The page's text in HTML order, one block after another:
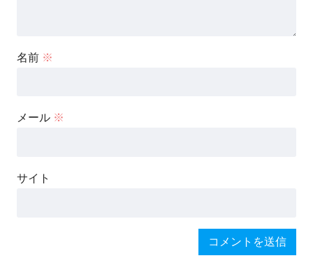
名前 ※
メール ※
サイト